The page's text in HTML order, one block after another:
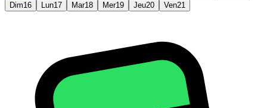
Dim16 Lun17 Mar18 Mer19 Jeu20 Ven21